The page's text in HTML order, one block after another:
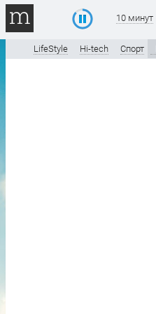
10 минут
LifeStyle Hi-tech Спорт